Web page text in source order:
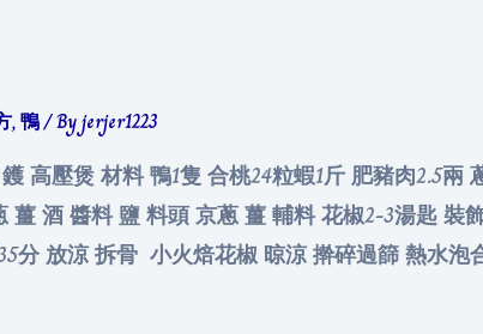
,鴨/ Byjerjer1223
高壓煲 材料 鴨1隻 合桃24粒蝦1斤 肥豬肉2.5
薑 酒 醬料 鹽 料頭 京蔥 薑 輔料 花椒2-3湯匙
分 放涼 拆骨 小火焙花椒 晾涼 擀碎過篩 熱水